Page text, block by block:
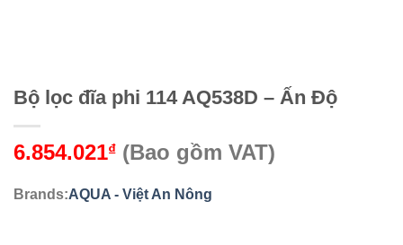
Bộ lọc đĩa phi 114 AQ538D – Ấn Độ
6.854.021₫ (Bao gồm VAT)
Brands:AQUA - Việt An Nông